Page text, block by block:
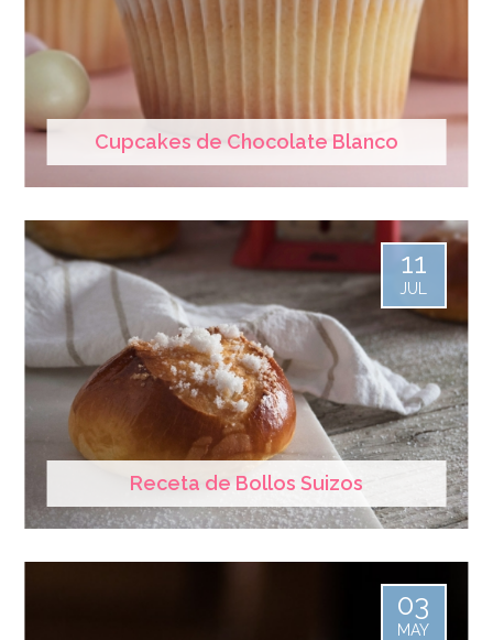
Cupcakes de Chocolate Blanco
Receta de Bollos Suizos
11
JUL
03
MAY